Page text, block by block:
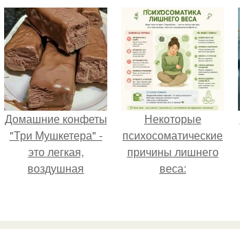
ерунда?
Домашние конфеты
"Три Мушкетера" -
это легкая,
воздушная
молочным
Некоторые
психосоматические
причины лишнего
веса: